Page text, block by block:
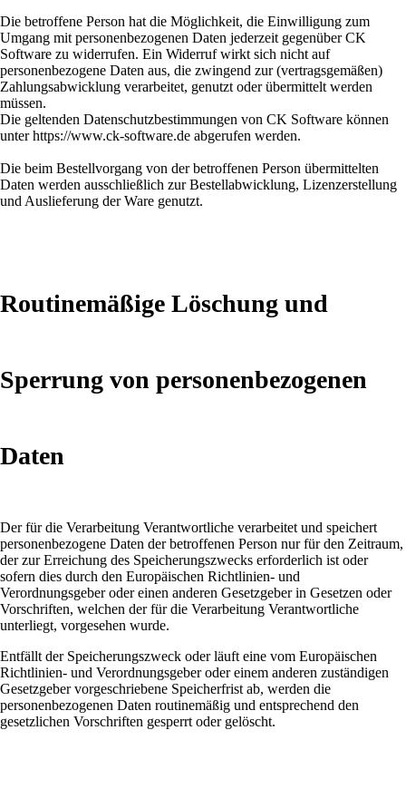
Die betroffene Person hat die Möglichkeit, die Einwilligung zum
Umgang mit personenbezogenen Daten jederzeit gegenüber CK
Software zu widerrufen. Ein Widerruf wirkt sich nicht auf
personenbezogene Daten aus, die zwingend zur (vertragsgemäßen)
Zahlungsabwicklung verarbeitet, genutzt oder übermittelt werden
müssen.
Die geltenden Datenschutzbestimmungen von CK Software können
unter https://www.ck-software.de abgerufen werden.
Die beim Bestellvorgang von der betroffenen Person übermittelten
Daten werden ausschließlich zur Bestellabwicklung, Lizenzerstellung
und Auslieferung der Ware genutzt.
Routinemäßige Löschung und
Sperrung von personenbezogenen
Daten
Der für die Verarbeitung Verantwortliche verarbeitet und speichert
personenbezogene Daten der betroffenen Person nur für den Zeitraum,
der zur Erreichung des Speicherungszwecks erforderlich ist oder
sofern dies durch den Europäischen Richtlinien- und
Verordnungsgeber oder einen anderen Gesetzgeber in Gesetzen oder
Vorschriften, welchen der für die Verarbeitung Verantwortliche
unterliegt, vorgesehen wurde.
Entfällt der Speicherungszweck oder läuft eine vom Europäischen
Richtlinien- und Verordnungsgeber oder einem anderen zuständigen
Gesetzgeber vorgeschriebene Speicherfrist ab, werden die
personenbezogenen Daten routinemäßig und entsprechend den
gesetzlichen Vorschriften gesperrt oder gelöscht.